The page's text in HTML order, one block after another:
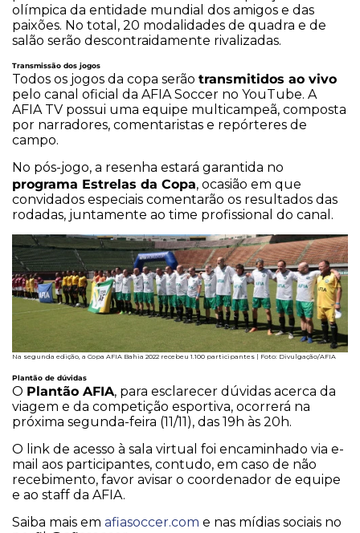
olímpica da entidade mundial dos amigos e das
paixões. No total, 20 modalidades de quadra e de
salão serão descontraidamente rivalizadas.
Transmissão dos jogos
Todos os jogos da copa serão transmitidos ao vivo
pelo canal oficial da AFIA Soccer no YouTube. A
AFIA TV possui uma equipe multicampeã, composta
por narradores, comentaristas e repórteres de
campo.
No pós-jogo, a resenha estará garantida no
programa Estrelas da Copa, ocasião em que
convidados especiais comentarão os resultados das
rodadas, juntamente ao time profissional do canal.
Na segunda edição, a Copa AFIA Bahia 2022 recebeu 1.100 participantes | Foto: Divulgação/AFIA
Plantão de dúvidas
O Plantão AFIA, para esclarecer dúvidas acerca da
viagem e da competição esportiva, ocorrerá na
próxima segunda-feira (11/11), das 19h às 20h.
O link de acesso à sala virtual foi encaminhado via e-
mail aos participantes, contudo, em caso de não
recebimento, favor avisar o coordenador de equipe
e ao staff da AFIA.
Saiba mais em afiasoccer.com e nas mídias sociais no